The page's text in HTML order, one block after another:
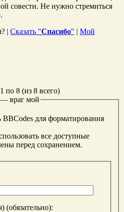
совести. Не нужно стремиться
| Сказать "Спасибо" | Мой
по 8 (из 8 всего)
враг мой
для форматирования
все доступные
перед сохранением.
(обязательно):